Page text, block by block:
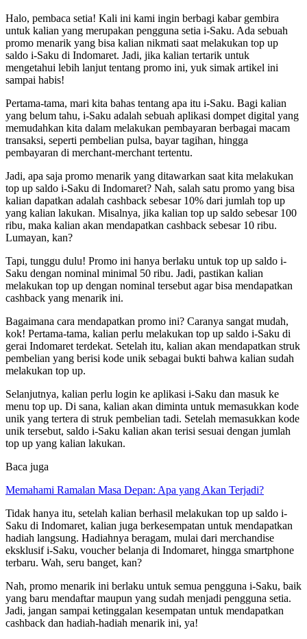
Halo, pembaca setia! Kali ini kami ingin berbagi kabar gembira
untuk kalian yang merupakan pengguna setia i-Saku. Ada sebuah
promo menarik yang bisa kalian nikmati saat melakukan top up
saldo i-Saku di Indomaret. Jadi, jika kalian tertarik untuk
mengetahui lebih lanjut tentang promo ini, yuk simak artikel ini
sampai habis!
Pertama-tama, mari kita bahas tentang apa itu i-Saku. Bagi kalian
yang belum tahu, i-Saku adalah sebuah aplikasi dompet digital yang
memudahkan kita dalam melakukan pembayaran berbagai macam
transaksi, seperti pembelian pulsa, bayar tagihan, hingga
pembayaran di merchant-merchant tertentu.
Jadi, apa saja promo menarik yang ditawarkan saat kita melakukan
top up saldo i-Saku di Indomaret? Nah, salah satu promo yang bisa
kalian dapatkan adalah cashback sebesar 10% dari jumlah top up
yang kalian lakukan. Misalnya, jika kalian top up saldo sebesar 100
ribu, maka kalian akan mendapatkan cashback sebesar 10 ribu.
Lumayan, kan?
Tapi, tunggu dulu! Promo ini hanya berlaku untuk top up saldo i-
Saku dengan nominal minimal 50 ribu. Jadi, pastikan kalian
melakukan top up dengan nominal tersebut agar bisa mendapatkan
cashback yang menarik ini.
Bagaimana cara mendapatkan promo ini? Caranya sangat mudah,
kok! Pertama-tama, kalian perlu melakukan top up saldo i-Saku di
gerai Indomaret terdekat. Setelah itu, kalian akan mendapatkan struk
pembelian yang berisi kode unik sebagai bukti bahwa kalian sudah
melakukan top up.
Selanjutnya, kalian perlu login ke aplikasi i-Saku dan masuk ke
menu top up. Di sana, kalian akan diminta untuk memasukkan kode
unik yang tertera di struk pembelian tadi. Setelah memasukkan kode
unik tersebut, saldo i-Saku kalian akan terisi sesuai dengan jumlah
top up yang kalian lakukan.
Baca juga
Memahami Ramalan Masa Depan: Apa yang Akan Terjadi?
Tidak hanya itu, setelah kalian berhasil melakukan top up saldo i-
Saku di Indomaret, kalian juga berkesempatan untuk mendapatkan
hadiah langsung. Hadiahnya beragam, mulai dari merchandise
eksklusif i-Saku, voucher belanja di Indomaret, hingga smartphone
terbaru. Wah, seru banget, kan?
Nah, promo menarik ini berlaku untuk semua pengguna i-Saku, baik
yang baru mendaftar maupun yang sudah menjadi pengguna setia.
Jadi, jangan sampai ketinggalan kesempatan untuk mendapatkan
cashback dan hadiah-hadiah menarik ini, ya!